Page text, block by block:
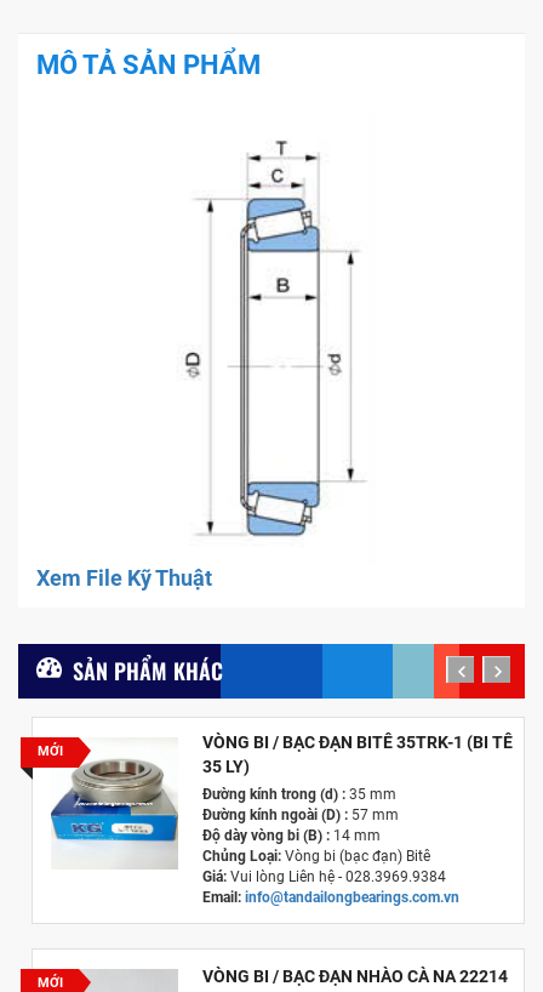
MÔ TẢ SẢN PHẨM
Xem File Kỹ Thuật
SẢN PHẨM KHÁC
MỚI
VÒNG BI / BẠC ĐẠN BITÊ 35TRK-1 (BI TÊ
35 LY)
Đường kính trong (d) :35 mm
Đường kính ngoài (D) :57 mm
Độ dày vòng bi (B) :14 mm
Chủng Loại: Vòng bi (bạc đạn) Bitê
Giá:Vui lòng Liên hệ - 028.3969.9384
Email: info@tandailongbearings.com.vn
MỚI VÒNG BI / BẠC ĐẠN NHÀO CÀ NA 22214
prev next